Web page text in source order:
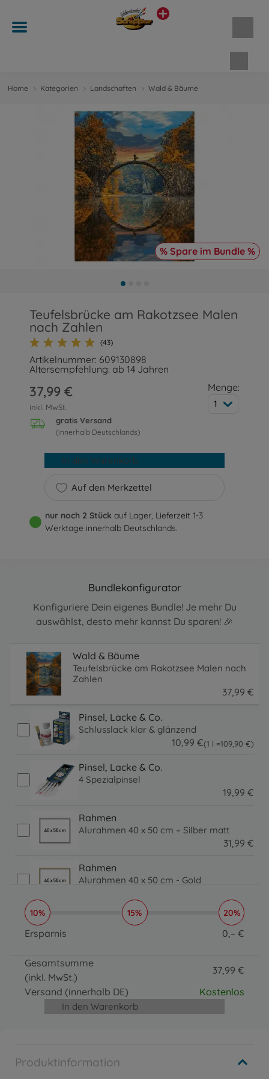
Home Kategorien Landschaften Wald & Bäume
% Spare im Bundle %
Teufelsbrücke am Rakotzsee Malen
nach Zahlen
(43)
Artikelnummer: 609130898
Altersempfehlung: ab 14 Jahren
37,99 €
inkl. MwSt.
gratis Versand
(innerhalb Deutschlands)
Menge:
1
Auf den Merkzettel
In den Warenkorb
nur noch 2 Stück auf Lager, Lieferzeit 1-3
Werktage innerhalb Deutschlands.
Produktinformation
Bundlekonfigurator
Konfiguriere Dein eigenes Bundle! Je mehr Du
auswählst, desto mehr kannst Du sparen! 🎉
Wald & Bäume
Teufelsbrücke am Rakotzsee Malen nach
Zahlen
37,99 €
Pinsel, Lacke & Co.
Schlusslack klar & glänzend
10 99 €(1 l =109 90 €
109.9 EUR )
Pinsel, Lacke & Co.
4 Spezialpinsel
19,99 €
Rahmen
Alurahmen 40 x 50 cm – Silber matt
31 99 €
Rahmen
Alurahmen 40 x 50 cm - Gold
31.99 EUR
Pinsel, Lacke & Co.
Pinsel, Lacke & Co.
19,99
10% 15% 20%
Ersparnis 0,– €
Gesamtsumme
(inkl. MwSt.)
37,99 €
Versand (innerhalb DE) Kostenlos
In den Warenkorb